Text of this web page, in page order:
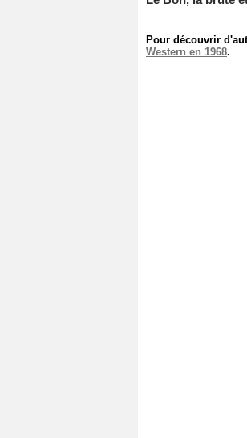
Pour découvrir
Western en 1968.